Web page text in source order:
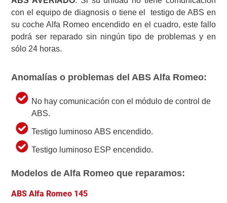
con el equipo de diagnosis o tiene el testigo de ABS en
su coche Alfa Romeo encendido en el cuadro, este fallo
podrá ser reparado sin ningún tipo de problemas y en
sólo 24 horas.
Anomalías o problemas del ABS Alfa Romeo:
No hay comunicación con el módulo de control de
ABS.
Testigo luminoso ABS encendido.
Testigo luminoso ESP encendido.
Modelos de Alfa Romeo que reparamos:
ABS Alfa Romeo 145